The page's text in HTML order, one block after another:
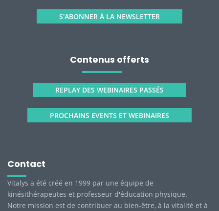
S'ABONNER À LA NEWSLETTER
Contenus offerts
REPLAY DES WEBINAIRES PASSÉS
PROCHAINS EVENTS ET WEBINAIRES
Contact
Vitalys a été créé en 1999 par une équipe de
kinésithérapeutes et professeur d'éducation physique.
Notre mission est de contribuer au bien-être, à la vitalité et à